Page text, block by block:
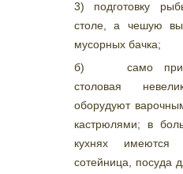
3) подготовку
столе, а чешую
мусорных бачка;
б) само
столовая
оборудуют
кастрюлями; в
кухнях имеются
сотейница, посуда